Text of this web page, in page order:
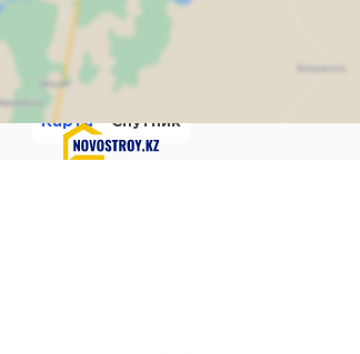
Карта Спутник